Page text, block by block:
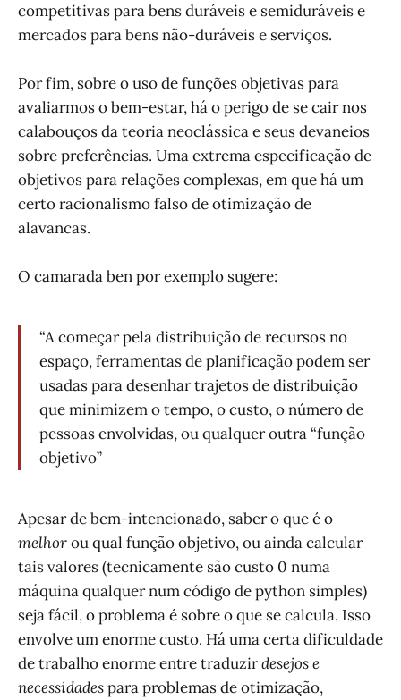
competitivas para bens duráveis e semiduráveis e
mercados para bens não-duráveis e serviços.
Por fim, sobre o uso de funções objetivas para
avaliarmos o bem-estar, há o perigo de se cair nos
calabouços da teoria neoclássica e seus devaneios
sobre preferências. Uma extrema especificação de
objetivos para relações complexas, em que há um
certo racionalismo falso de otimização de
alavancas.
O camarada ben por exemplo sugere:
“A começar pela distribuição de recursos no
espaço, ferramentas de planificação podem ser
usadas para desenhar trajetos de distribuição
que minimizem o tempo, o custo, o número de
pessoas envolvidas, ou qualquer outra “função
objetivo”
Apesar de bem-intencionado, saber o que é o
melhorou qual função objetivo, ou ainda calcular
tais valores (tecnicamente são custo 0 numa
máquina qualquer num código de python simples)
seja fácil, o problema é sobre o que se calcula. Isso
envolve um enorme custo. Há uma certa dificuldade
de trabalho enorme entre traduzirdesejos e
necessidadespara problemas de otimização,